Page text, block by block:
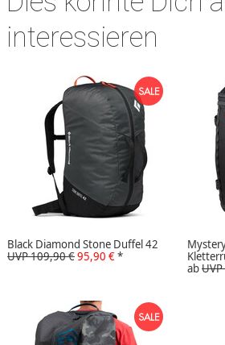
interessieren
Black Diamond Stone Duffel 42
UVP 109,90 €95,90 €*
ab